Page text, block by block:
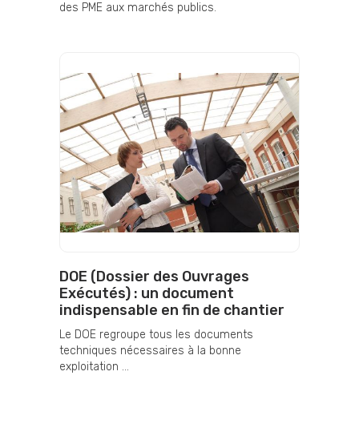
des PME aux marchés publics.
DOE (Dossier des Ouvrages
Exécutés) : un document
indispensable en fin de chantier
Le DOE regroupe tous les documents
techniques nécessaires à la bonne
exploitation ...